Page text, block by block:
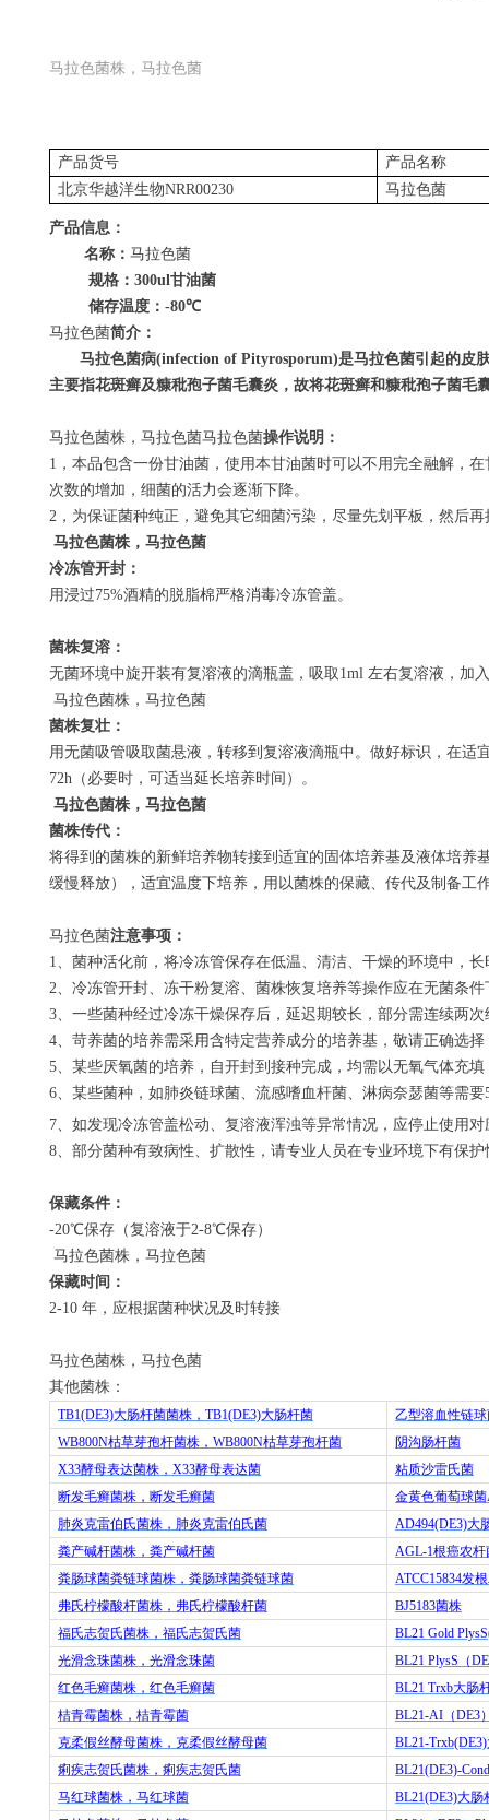
马拉色菌株，马拉色菌
产品货号
产品名称
北京华越洋生物NRR00230 马拉色菌
产品信息：
名称： 马拉色菌
规格： 300ul甘油菌
储存温度： -80℃
马拉色菌简介：
马拉色菌病(infection of Pityrosporum)是马拉色菌引起的皮
主要指花斑癣及糠秕孢子菌毛囊炎，故将花斑癣和糠秕孢子菌
马拉色菌株，马拉色菌马拉色菌操作说明：
1 ，本品包含一份甘油菌，使用本甘油菌时可以不用完全融解，
次数的增加，细菌的活力会逐渐下降。
2 ，为保证菌种纯正，避免其它细菌污染，尽量先划平板，然后
马拉色菌株，马拉色菌
冷冻管开封：
用浸过75%酒精的脱脂棉严格消毒冷冻管盖。
菌株复溶：
无菌环境中旋开装有复溶液的滴瓶盖，吸取 1ml 左右复溶液，加
马拉色菌株，马拉色菌
菌株复壮：
用无菌吸管吸取菌悬液，转移到复溶液滴瓶中。做好标识，在适
72h （必要时，可适当延长培养时间）。
马拉色菌株，马拉色菌
菌株传代：
将得到的菌株的新鲜培养物转接到适宜的固体培养基及液体培养
缓慢释放），适宜温度下培养，用以菌株的保藏、传代及制备工
马拉色菌注意事项：
1、菌种活化前，将冷冻管保存在低温、清洁、干燥的环境中，
2、冷冻管开封、冻干粉复溶、菌株恢复培养等操作应在无菌条件
3、一些菌种经过冷冻干燥保存后，延迟期较长，部分需连续两
4、苛养菌的培养需采用含特定营养成分的培养基，敬请正确选
5、某些厌氧菌的培养，自开封到接种完成，均需以无氧气体充
6、某些菌种，如肺炎链球菌、流感嗜血杆菌、淋病奈瑟菌等需要
7 、如发现冷冻管盖松动、复溶液浑浊等异常情况，应停止使用
8 、部分菌种有致病性、扩散性，请专业人员在专业环境下有保
保藏条件：
-20℃保存（复溶液于2-8℃保存）
马拉色菌株，马拉色菌
保藏时间：
2-10 年，应根据菌种状况及时转接
马拉色菌株，马拉色菌
其他菌株：
TB1(DE3)大肠杆菌菌株， TB1(DE3)大肠杆菌
乙型溶血性链
WB800N枯草芽孢杆菌株， WB800N枯草芽孢杆菌
阴沟肠杆菌
X33酵母表达菌株， X33酵母表达菌
粘质沙雷氏菌
断发毛癣菌株，断发毛癣菌
金黄色葡萄球菌
肺炎克雷伯氏菌株，肺炎克雷伯氏菌
AD494(DE3)大
粪产碱杆菌株，粪产碱杆菌
AGL-1根癌农杆
粪肠球菌粪链球菌株，粪肠球菌粪链球菌
ATCC15834发
弗氏柠檬酸杆菌株，弗氏柠檬酸杆菌
BJ5183菌株
福氏志贺氏菌株，福氏志贺氏菌
BL21 Gold
光滑念珠菌株，光滑念珠菌
BL21 PlysS （
红色毛癣菌株，红色毛癣菌
BL21 Trxb大肠
桔青霉菌株，桔青霉菌
BL21-AI （DE3
克柔假丝酵母菌株，克柔假丝酵母菌
BL21-Trxb(DE3)
痢疾志贺氏菌株，痢疾志贺氏菌
BL21(DE3)-
马红球菌株，马红球菌
BL21(DE3)大肠